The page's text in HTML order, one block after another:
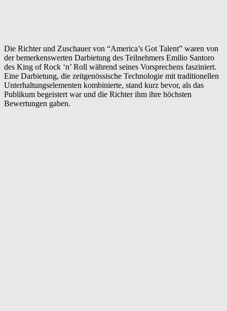
Die Richter und Zuschauer von “America’s Got Talent” waren von
der bemerkenswerten Darbietung des Teilnehmers Emilio Santoro
des King of Rock ‘n’ Roll während seines Vorsprechens fasziniert.
Eine Darbietung, die zeitgenössische Technologie mit traditionellen
Unterhaltungselementen kombinierte, stand kurz bevor, als das
Publikum begeistert war und die Richter ihm ihre höchsten
Bewertungen gaben.